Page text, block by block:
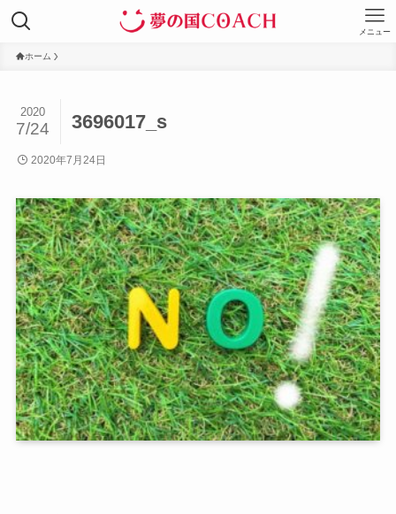
メニュー
ホーム
3696017_s
2020
7/24
2020年7月24日